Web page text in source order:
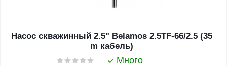
Насос скважинный 2.5" Belamos 2.5TF-66/2.5 (35
m кабель)
Много